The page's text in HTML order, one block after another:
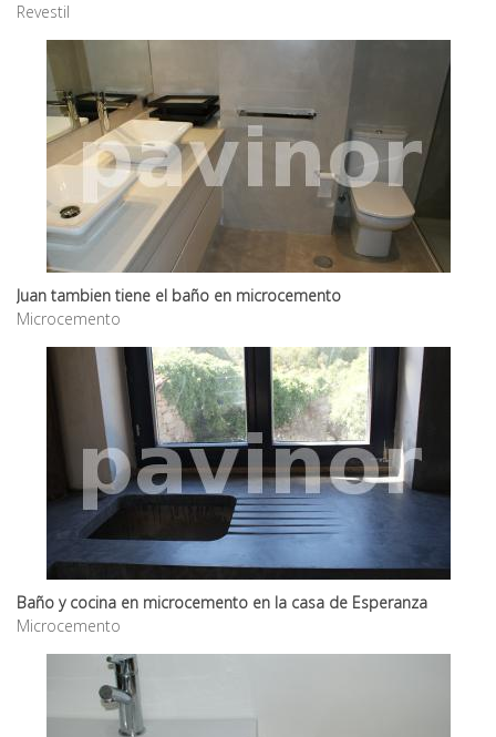
Revestil
Juan tambien tiene el baño en microcemento
Microcemento
Baño y cocina en microcemento en la casa de Esperanza
Microcemento